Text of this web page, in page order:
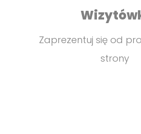
Zaprezentuj się od
strony